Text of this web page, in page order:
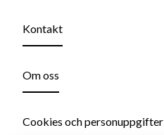
Kontakt
Om oss
Cookies och personuppgifter